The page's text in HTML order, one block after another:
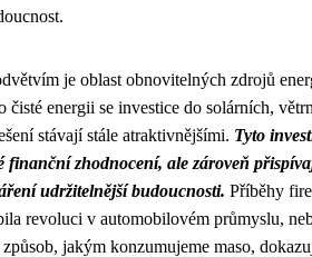
je oblast obnovitelných zdrojů
čisté energii se investice do solárních,
stávají stále atraktivnějšími. Tyto
finanční zhodnocení, ale zároveň
udržitelnější budoucnosti. Příběhy
revoluci v automobilovém průmyslu,
jakým konzumujeme maso,